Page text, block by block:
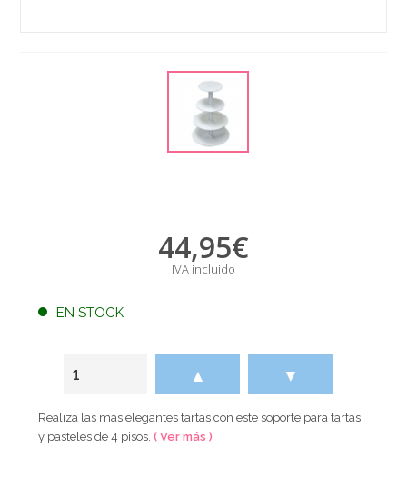
44,95€
IVA incluido
EN STOCK
▲ ▼
Realiza las más elegantes tartas con este soporte para tartas
y pasteles de 4 pisos.( Ver más )